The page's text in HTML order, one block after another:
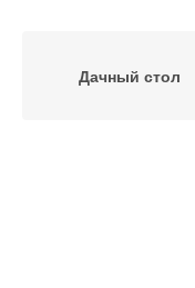
Дачный стол